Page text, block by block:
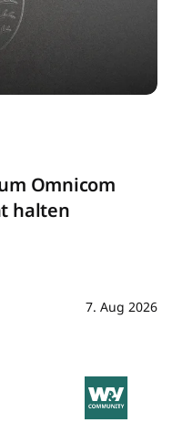
Omnicom
halten
7. Aug 2026